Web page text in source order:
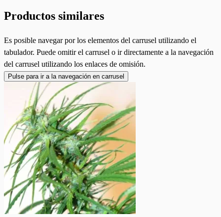
Productos similares
Es posible navegar por los elementos del carrusel utilizando el
tabulador. Puede omitir el carrusel o ir directamente a la navegación
del carrusel utilizando los enlaces de omisión.
Pulse para ir a la navegación en carrusel